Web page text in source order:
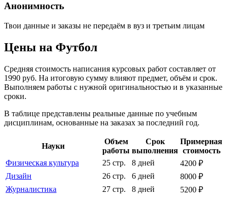
Анонимность
Твои данные и заказы не передаём в вуз и третьим лицам
Цены на Футбол
Средняя стоимость написания курсовых работ составляет от
1990 руб. На итоговую сумму влияют предмет, объём и срок.
Выполняем работы с нужной оригинальностью и в указанные
сроки.
В таблице представлены реальные данные по учебным
дисциплинам, основанные на заказах за последний год.
Науки
Объем
работы
Срок
выполнения
Примерная
стоимость
Физическая культура
25 стр. 8 дней
4200 ₽
Дизайн
26 стр. 6 дней
8000 ₽
Журналистика
27 стр. 8 дней
5200 ₽